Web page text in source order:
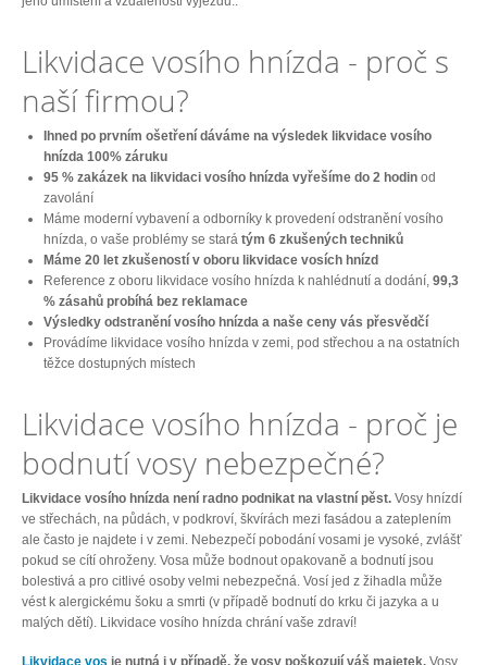
Likvidace vosího hnízda - proč s
naší firmou?
Ihned po prvním ošetření dáváme na výsledek likvidace vosího
hnízda 100% záruku
95 % zakázek na likvidaci vosího hnízda vyřešíme do 2 hodin od
zavolání
Máme moderní vybavení a odborníky k provedení odstranění vosího
hnízda, o vaše problémy se stará tým 6 zkušených techniků
Máme 20 let zkušeností v oboru likvidace vosích hnízd
Reference z oboru likvidace vosího hnízda k nahlédnutí a dodání, 99,3
% zásahů probíhá bez reklamace
Výsledky odstranění vosího hnízda a naše ceny vás přesvědčí
Provádíme likvidace vosího hnízda v zemi, pod střechou a na ostatních
těžce dostupných místech
Likvidace vosího hnízda - proč je
bodnutí vosy nebezpečné?
Likvidace vosího hnízda není radno podnikat na vlastní pěst. Vosy hnízdí
ve střechách, na půdách, v podkroví, škvírách mezi fasádou a zateplením
ale často je najdete i v zemi. Nebezpečí pobodání vosami je vysoké, zvlášť
pokud se cítí ohroženy. Vosa může bodnout opakovaně a bodnutí jsou
bolestivá a pro citlivé osoby velmi nebezpečná. Vosí jed z žihadla může
vést k alergickému šoku a smrti (v případě bodnutí do krku či jazyka a u
malých dětí). Likvidace vosího hnízda chrání vaše zdraví!
Likvidace vos je nutná i v případě, že vosy poškozují váš majetek. Vosy